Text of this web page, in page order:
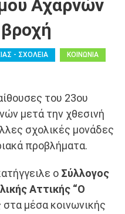
Αχαρνών
- ΣΧΟΛΕΙΑ ΚΟΙΝΩΝΙΑ
του 23ου
μετά την χθεσινή
σχολικές μονάδες
προβλήματα.
ο Σύλλογος
Αττικής “Ο
μέσα κοινωνικής